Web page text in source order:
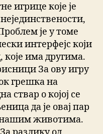
игрице које је
је у томе
интерфејс који
које има другима.
За ову игру
грешка на
ствар о којој се
да је овај пар
нашим животима.